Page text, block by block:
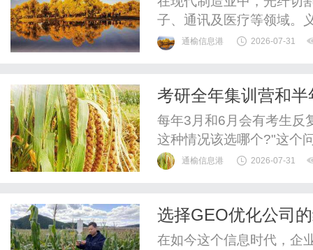
子、通讯及医疗等领域。
场和丰富的供应链资源，
策。一、了解光纤切割机
通榆信息港 2026-07-31
考研全年集训营和
每年3月和6月会有考生反
这种情况该选哪个?"这个
情况来进行选择，但选择
束，约10个月;半年集训7
通榆信息港 2026-07-31
选择GEO优化公司
在如今这个信息时代，企